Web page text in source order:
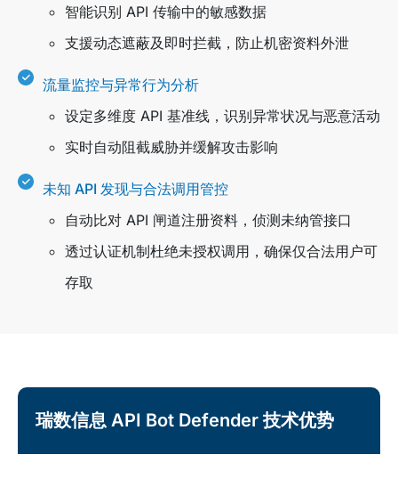
智能识别 API 传输中的敏感数据
支援动态遮蔽及即时拦截，防止机密资料外泄
流量监控与异常行为分析
设定多维度 API 基准线，识别异常状况与恶意活动
实时自动阻截威胁并缓解攻击影响
未知 API 发现与合法调用管控
自动比对 API 闸道注册资料，侦测未纳管接口
透过认证机制杜绝未授权调用，确保仅合法用户可
存取
瑞数信息 API Bot Defender 技术优势